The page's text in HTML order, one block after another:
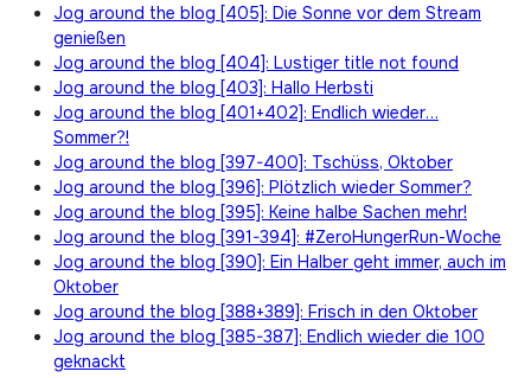
Jog around the blog [405]: Die Sonne vor dem Stream
genießen
Jog around the blog [404]: Lustiger title not found
Jog around the blog [403]: Hallo Herbsti
Jog around the blog [401+402]: Endlich wieder…
Sommer?!
Jog around the blog [397-400]: Tschüss, Oktober
Jog around the blog [396]: Plötzlich wieder Sommer?
Jog around the blog [395]: Keine halbe Sachen mehr!
Jog around the blog [391-394]: #ZeroHungerRun-Woche
Jog around the blog [390]: Ein Halber geht immer, auch im
Oktober
Jog around the blog [388+389]: Frisch in den Oktober
Jog around the blog [385-387]: Endlich wieder die 100
geknackt